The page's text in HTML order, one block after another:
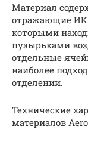
Материал
отражающие ИК
которыми
пузырьками
отдельные
наиболее
отделении.
Технические
материалов